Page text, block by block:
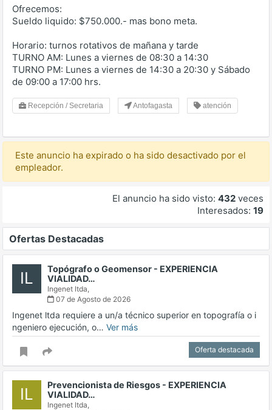
Ofrecemos:
Sueldo liquido: $750.000.- mas bono meta.
Horario: turnos rotativos de mañana y tarde
TURNO AM: Lunes a viernes de 08:30 a 14:30
TURNO PM: Lunes a viernes de 14:30 a 20:30 y Sábado
de 09:00 a 17:00 hrs.
Recepción / Secretaria Antofagasta atención
Este anuncio ha expirado o ha sido desactivado por el
empleador.
El anuncio ha sido visto: 432 veces
Interesados: 19
Ofertas Destacadas
IL
Topógrafo o Geomensor - EXPERIENCIA
VIALIDAD…
Ingenet ltda,
07 de Agosto de 2026
Ingenet ltda requiere a un/a técnico superior en topografía o i
ngeniero ejecución, o… Ver más
Oferta destacada
IL
Prevencionista de Riesgos - EXPERIENCIA
VIALIDAD…
Ingenet ltda,